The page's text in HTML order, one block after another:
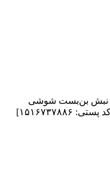
نبش بن‌بست شوشی